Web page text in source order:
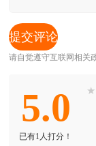
请自觉遵守互联网相关
5.0
已有1人打分！
★